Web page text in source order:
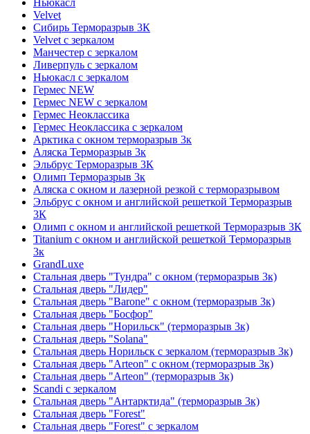
Velvet
Сибирь Терморазрыв 3К
Velvet с зеркалом
Манчестер с зеркалом
Ливерпуль с зеркалом
Ньюкасл с зеркалом
Гермес NEW
Гермес NEW с зеркалом
Гермес Неоклассика
Гермес Неоклассика с зеркалом
Арктика с окном терморазрыв 3к
Аляска Терморазрыв 3к
Эльбрус Терморазрыв 3К
Олимп Терморазрыв 3к
Аляска с окном и лазерной резкой с терморазрывом
Эльбрус с окном и английской решеткой Терморазрыв
3К
Олимп с окном и английской решеткой Терморазрыв 3К
Titanium с окном и английской решеткой Терморазрыв
3к
GrandLuxe
Стальная дверь "Тундра" с окном (терморазрыв 3к)
Стальная дверь "Лидер"
Стальная дверь "Barone" с окном (терморазрыв 3к)
Стальная дверь "Босфор"
Стальная дверь "Норильск" (терморазрыв 3к)
Стальная дверь "Solana"
Стальная дверь Норильск с зеркалом (терморазрыв 3к)
Стальная дверь "Arteon" с окном (терморазрыв 3к)
Стальная дверь "Arteon" (терморазрыв 3к)
Scandi с зеркалом
Стальная дверь "Антарктида" (терморазрыв 3к)
Стальная дверь "Forest"
Стальная дверь "Forest" с зеркалом